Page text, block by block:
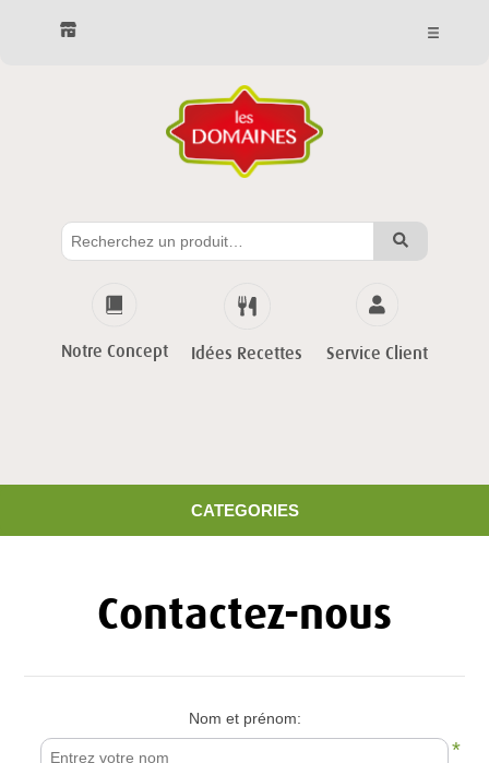
Notre Concept Idées Recettes Service Client
CATEGORIES
Contactez-nous
Nom et prénom:
*